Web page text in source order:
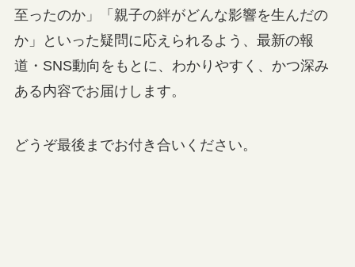
至ったのか」「親子の絆がどんな影響を生んだの
か」といった疑問に応えられるよう、最新の報
道・SNS動向をもとに、わかりやすく、かつ深み
ある内容でお届けします。
どうぞ最後までお付き合いください。